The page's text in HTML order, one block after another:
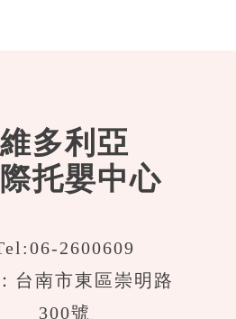
維多利亞
托嬰中心
06-2600609
台南市東區崇明路
300號